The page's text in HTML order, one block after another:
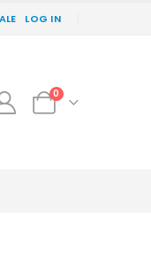
LOG IN
0